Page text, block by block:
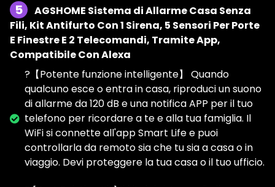
5
AGSHOME Sistema di Allarme Casa Senza
Fili, Kit Antifurto Con 1 Sirena, 5 Sensori Per Porte
E Finestre E 2 Telecomandi, Tramite App,
Compatibile Con Alexa
?【Potente funzione intelligente】 Quando
qualcuno esce o entra in casa, riproduci un suono
di allarme da 120 dB e una notifica APP per il tuo
telefono per ricordare a te e alla tua famiglia. Il
WiFi si connette all'app Smart Life e puoi
controllarla da remoto sia che tu sia a casa o in
viaggio. Devi proteggere la tua casa o il tuo ufficio.